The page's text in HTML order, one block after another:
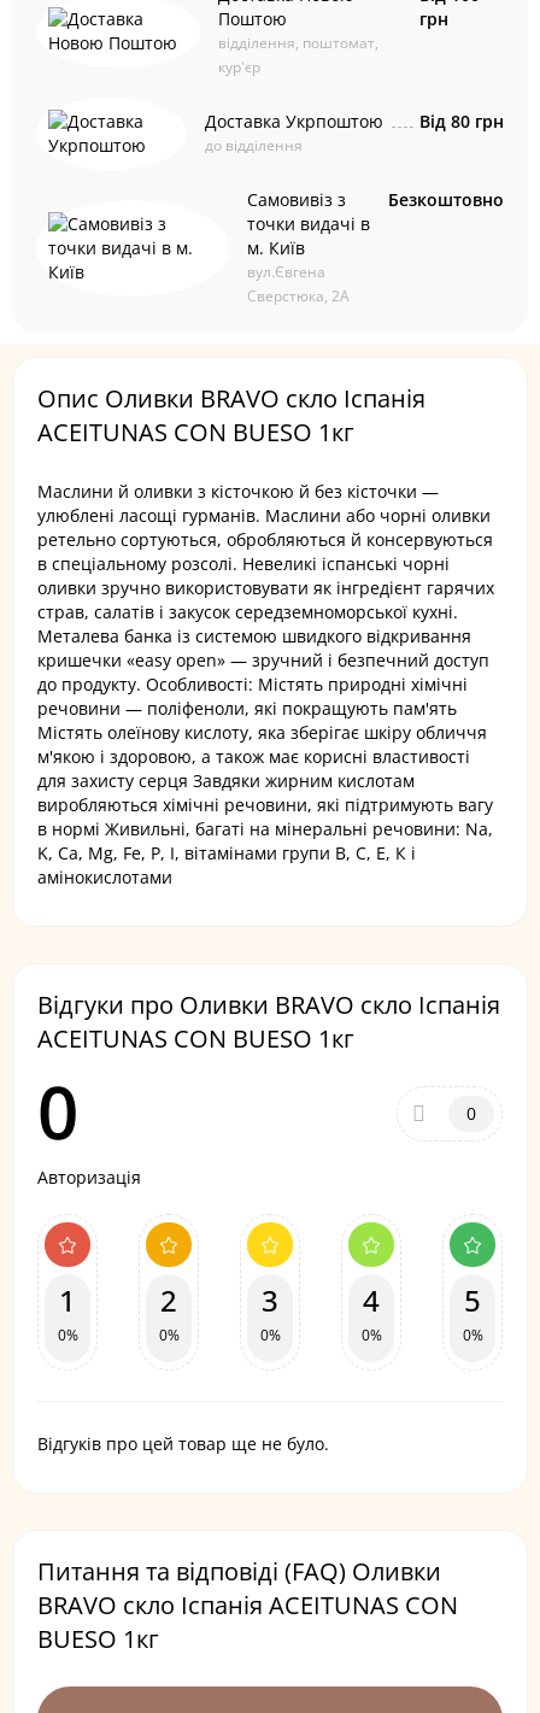
Поштою
відділення, поштомат,
кур'єр
грн
Доставка Укрпоштою
до відділення
Від 80 грн
Самовивіз з
точки видачі в
м. Київ
вул.Євгена
Сверстюка, 2А
Безкоштовно
Опис Оливки BRAVO скло Іспанія
ACEITUNAS CON BUESO 1кг
Маслини й оливки з кісточкою й без кісточки —
улюблені ласощі гурманів. Маслини або чорні оливки
ретельно сортуються, обробляються й консервуються
в спеціальному розсолі. Невеликі іспанські чорні
оливки зручно використовувати як інгредієнт гарячих
страв, салатів і закусок середземноморської кухні.
Металева банка із системою швидкого відкривання
кришечки «easy open» — зручний і безпечний доступ
до продукту. Особливості: Містять природні хімічні
речовини — поліфеноли, які покращують пам'ять
Містять олеїнову кислоту, яка зберігає шкіру обличчя
м'якою і здоровою, а також має корисні властивості
для захисту серця Завдяки жирним кислотам
виробляються хімічні речовини, які підтримують вагу
в нормі Живильні, багаті на мінеральні речовини: Na,
K, Са, Mg, Fe, P, I, вітамінами групи B, С, Е, К і
амінокислотами
Відгуки про Оливки BRAVO скло Іспанія
ACEITUNAS CON BUESO 1кг
0 0
Авторизація
1
0%
2
0%
3
0%
4
0%
5
0%
Відгуків про цей товар ще не було.
Питання та відповіді (FAQ) Оливки
BRAVO скло Іспанія ACEITUNAS CON
BUESO 1кг